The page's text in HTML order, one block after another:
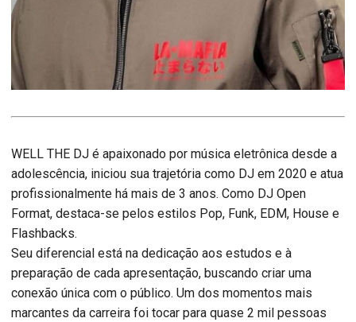
WELL THE DJ é apaixonado por música eletrônica desde a
adolescência, iniciou sua trajetória como DJ em 2020 e atua
profissionalmente há mais de 3 anos. Como DJ Open
Format, destaca-se pelos estilos Pop, Funk, EDM, House e
Flashbacks.
Seu diferencial está na dedicação aos estudos e à
preparação de cada apresentação, buscando criar uma
conexão única com o público. Um dos momentos mais
marcantes da carreira foi tocar para quase 2 mil pessoas